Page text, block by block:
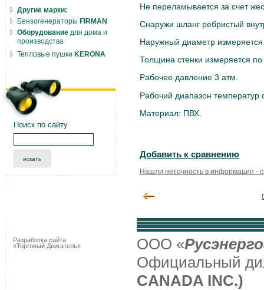
Не переламывается за счет
Снаружи шланг ребристый
Наружный диаметр
Толщина стенки измеряется
Рабочее давление 3 атм.
Рабочий диапазон температур
Материал: ПВХ.
Добавить к сравнению
Нашли неточность в информации -
Другие марки:
Бензогенераторы FIRMAN
Оборудование для дома и
производства
Тепловые пушки KERONA
Поиск по сайту
Разработка сайта
«Торговый Двигатель»
ООО «
Официальный
CANADA INC.)